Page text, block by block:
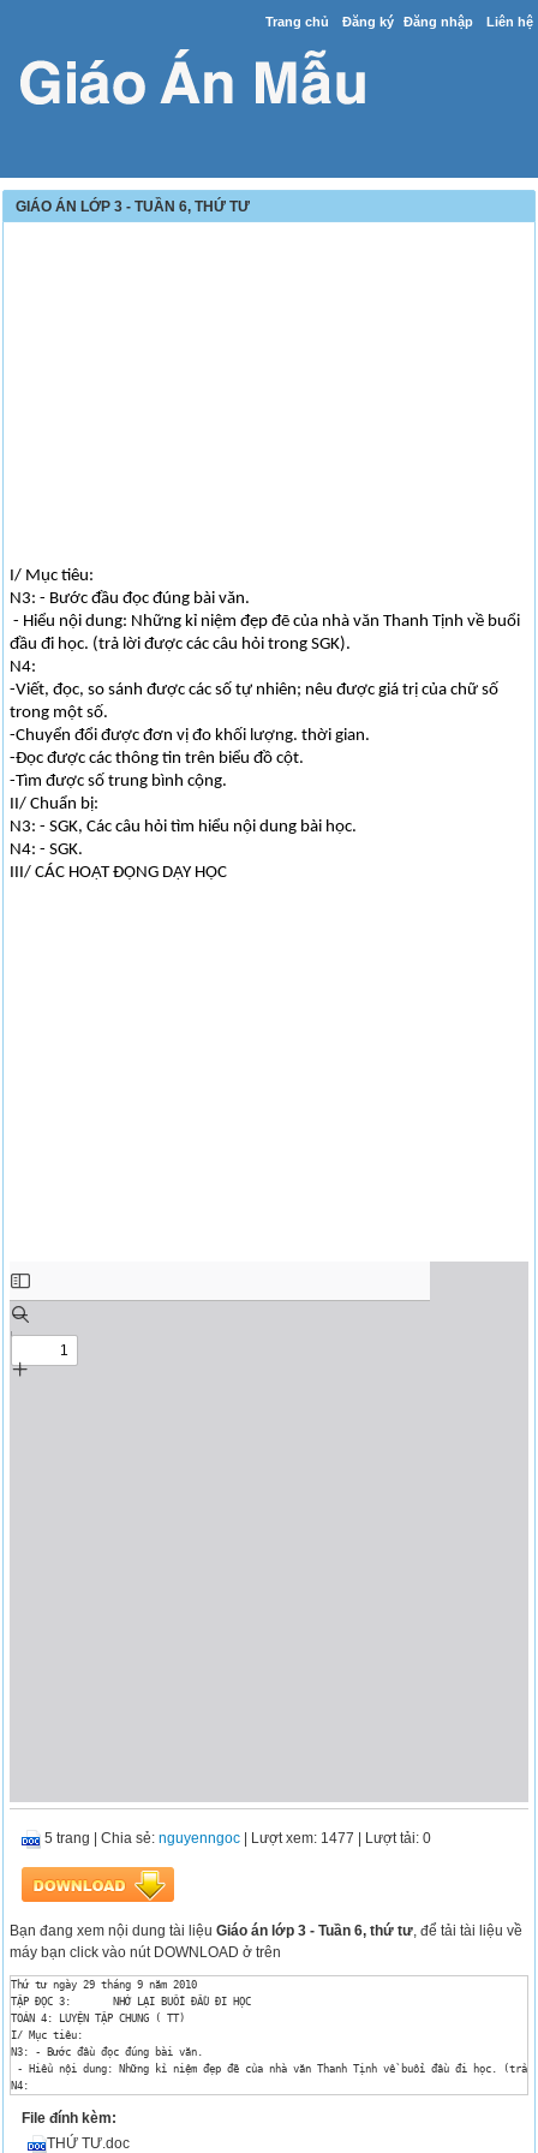
Trang chủ Đăng ký Đăng nhập Liên hệ
GIÁO ÁN LỚP 3 - TUẦN 6, THỨ TƯ
I/ Mục tiêu:
N3: - Bước đầu đọc đúng bài văn.
- Hiểu nội dung: Những kỉ niệm đẹp đẽ của nhà văn Thanh Tịnh về buổi
đầu đi học. (trả lời được các câu hỏi trong SGK).
N4:
-Viết, đọc, so sánh được các số tự nhiên; nêu được giá trị của chữ số
trong một số.
-Chuyển đổi được đơn vị đo khối lượng. thời gian.
-Đọc được các thông tin trên biểu đồ cột.
-Tìm được số trung bình cộng.
II/ Chuẩn bị:
N3: - SGK, Các câu hỏi tìm hiểu nội dung bài học.
N4: - SGK.
III/ CÁC HOẠT ĐỘNG DẠY HỌC
5 trang |Chia sẻ:nguyenngoc | Lượt xem: 1477 | Lượt tải: 0
Bạn đang xem nội dung tài liệuGiáo án lớp 3 - Tuần 6, thứ tư, để tải tài liệu về
máy bạn click vào nút DOWNLOAD ở trên
Thứ tư ngày 29 tháng 9 năm 2010
TẬP ĐỌC 3: 	 NHỚ LẠI BUỔI ĐẦU ĐI HỌC
TOÁN 4: LUYỆN TẬP CHUNG ( TT)
I/ Mục tiêu:
N3: - Bước đầu đọc đúng bài văn.
- Hiểu nội dung: Những kỉ niệm đẹp đẽ của nhà văn Thanh Tịnh về buổi đầu đi học. (trả
N4:
-Chuyển đổi được đơn vị đo khối lượng. thời gian.
-Đọc được các thông tin trên biểu đồ cột.
File đính kèm:
THỨ TƯ.doc